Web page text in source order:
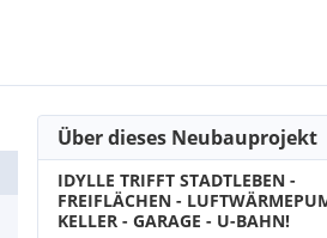
Über dieses Neubauprojekt
IDYLLE TRIFFT STADTLEBEN -
FREIFLÄCHEN -
KELLER - GARAGE - U-BAHN!